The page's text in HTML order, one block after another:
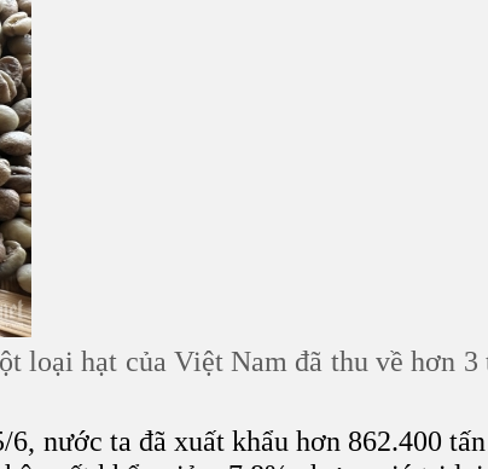
loại hạt của Việt Nam đã thu về hơn
nước ta đã xuất khẩu hơn 862.400